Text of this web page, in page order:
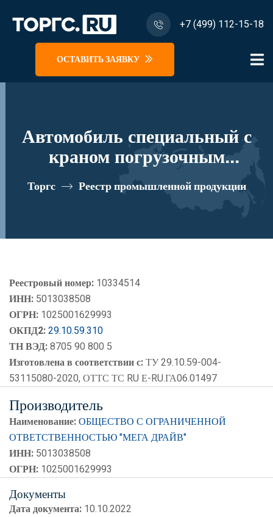
+7 (499) 112-15-18
ОСТАВИТЬ ЗАЯВКУ
Автомобиль специальный с
краном погрузочным
гидравлическим типа КМА на
базе КАМАЗ 43118 и его
реестровый номер 10334514
Торгс Реестр промышленной продукции
Реестровый номер: 10334514
ИНН: 5013038508
ОГРН: 1025001629993
ОКПД2:29.10.59.310
ТН ВЭД:8705 90 800 5
Изготовлена в соответствии с:ТУ 29.10.59-004-
53115080-2020, ОТТС ТС RU Е-RU.ГА06.01497
Производитель
Наименование:ОБЩЕСТВО С ОГРАНИЧЕННОЙ
ОТВЕТСТВЕННОСТЬЮ "МЕГА ДРАЙВ"
ИНН: 5013038508
ОГРН: 1025001629993
Документы
Дата документа: 10.10.2022